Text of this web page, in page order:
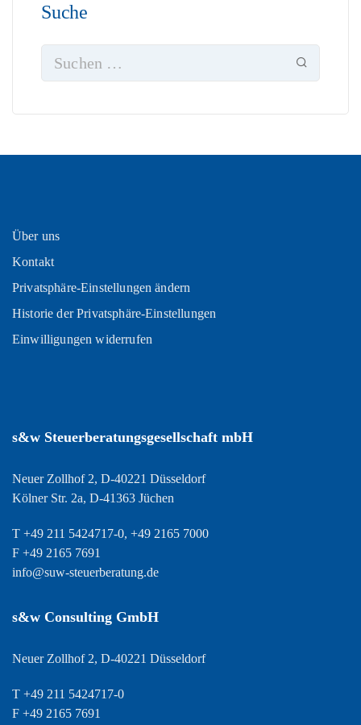
Suche
Über uns
Kontakt
Privatsphäre-Einstellungen ändern
Historie der Privatsphäre-Einstellungen
Einwilligungen widerrufen
s&w Steuerberatungsgesellschaft mbH
Neuer Zollhof 2, D-40221 Düsseldorf
Kölner Str. 2a, D-41363 Jüchen
T +49 211 5424717-0, +49 2165 7000
F +49 2165 7691
info@suw-steuerberatung.de
s&w Consulting GmbH
Neuer Zollhof 2, D-40221 Düsseldorf
T +49 211 5424717-0
F +49 2165 7691